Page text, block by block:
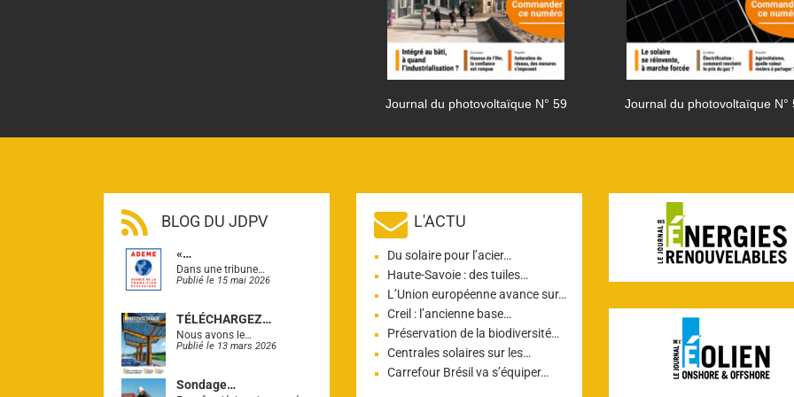
Journal du photovoltaïque N° 59 Journal du photovoltaïque N°
BLOG DU JDPV
«…
Dans une tribune…
Publié le 15 mai 2026
TÉLÉCHARGEZ…
Nous avons le…
Publié le 13 mars 2026
Sondage…
L'ACTU
Du solaire pour l’acier…
Haute-Savoie : des tuiles…
L’Union européenne avance sur…
Creil : l’ancienne base…
Préservation de la biodiversité…
Centrales solaires sur les…
Carrefour Brésil va s’équiper…